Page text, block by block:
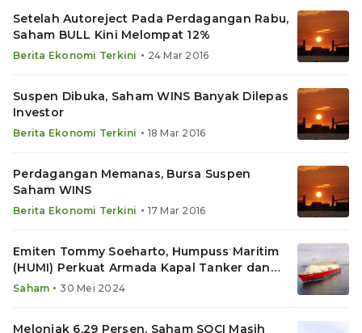
Setelah Autoreject Pada Perdagangan Rabu,
Saham BULL Kini Melompat 12%
Berita Ekonomi Terkini • 24 Mar 2016
Suspen Dibuka, Saham WINS Banyak Dilepas
Investor
Berita Ekonomi Terkini • 18 Mar 2016
Perdagangan Memanas, Bursa Suspen
Saham WINS
Berita Ekonomi Terkini • 17 Mar 2016
Emiten Tommy Soeharto, Humpuss Maritim
(HUMI) Perkuat Armada Kapal Tanker dan
Tug Boat
Saham • 30 Mei 2024
Melonjak 6,29 Persen, Saham SOCI Masih